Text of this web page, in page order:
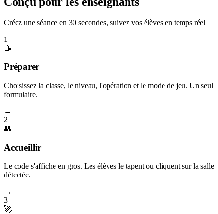
Créez une séance en 30 secondes, suivez vos élèves en temps réel
1
📝
Préparer
Choisissez la classe, le niveau, l'opération et le mode de jeu. Un seul
formulaire.
→
2
👥
Accueillir
Le code s'affiche en gros. Les élèves le tapent ou cliquent sur la salle
détectée.
→
3
🚀